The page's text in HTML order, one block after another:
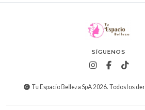
SÍGUENOS
Tu Espacio Belleza SpA 2026. Todos los